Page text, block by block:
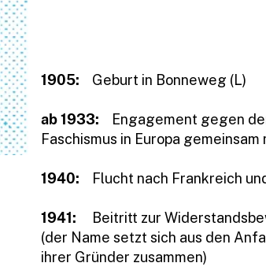
1905: Geburt in Bonneweg (L)
ab 1933:
Engagement gegen
Faschismus in Europa
1940: Flucht nach Frankreich
1941:
Beitritt zur
(der Name setzt sich aus den
ihrer Gründer zusammen)